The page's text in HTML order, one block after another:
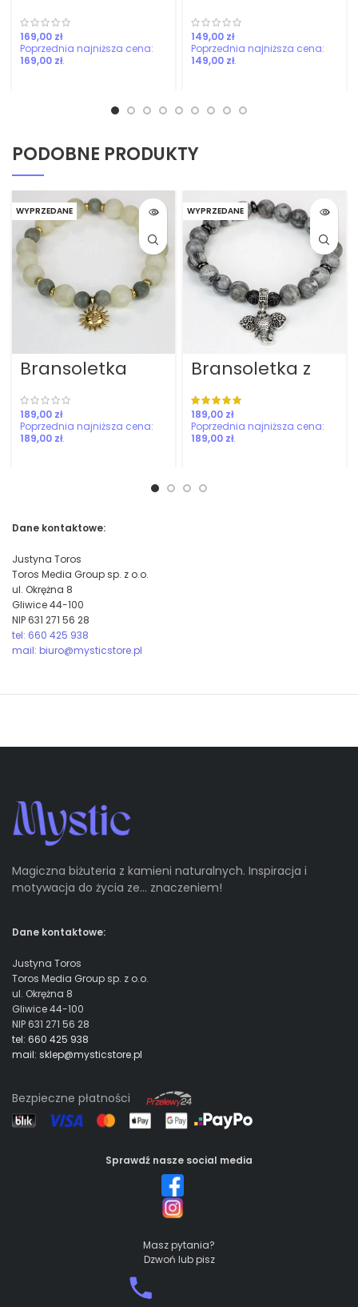
zł
169,00 zł
ręcznie pleciona
zł
149,00 zł
PODOBNE PRODUKTY
WYPRZEDANE
Bransoletka
bizneswoman
zł
189,00 zł
WYPRZEDANE
Bransoletka z
jaspisem
szarym
zł
189,00 zł
Dane kontaktowe:
Justyna Toros
Toros Media Group sp. z o.o.
ul. Okrężna 8
Gliwice 44-100
NIP 631 271 56 28
tel: 660 425 938
mail: biuro@mysticstore.pl
Magiczna biżuteria z kamieni naturalnych. Inspiracja i
motywacja do życia ze… znaczeniem!
Dane kontaktowe:
Justyna Toros
Toros Media Group sp. z o.o.
ul. Okrężna 8
Gliwice 44-100
NIP 631 271 56 28
tel: 660 425 938
mail: sklep@mysticstore.pl
Bezpieczne płatności
Sprawdź nasze social media
Masz pytania?
Dzwoń lub pisz